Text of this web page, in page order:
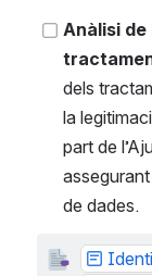
Anàlisi de
dels
la
part de
de dades.